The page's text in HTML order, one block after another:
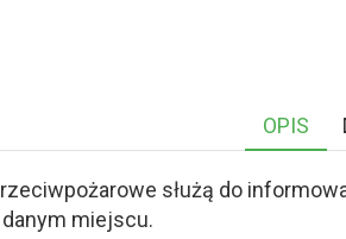
OPIS
służą do
miejscu.